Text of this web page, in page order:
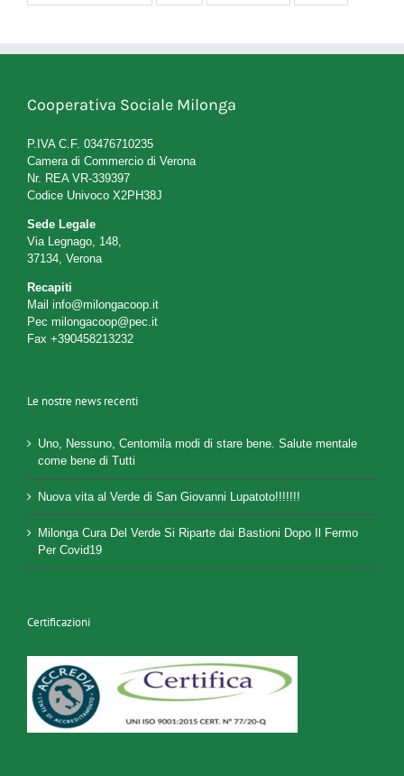
Cooperativa Sociale Milonga
P.IVA C.F. 03476710235
Camera di Commercio di Verona
Nr. REA VR-339397
Codice Univoco X2PH38J
Sede Legale
Via Legnago, 148,
37134, Verona
Recapiti
Mail info@milongacoop.it
Pec milongacoop@pec.it
Fax +390458213232
Le nostre news recenti
Uno, Nessuno, Centomila modi di stare bene. Salute mentale
come bene di Tutti
Nuova vita al Verde di San Giovanni Lupatoto!!!!!!!
Milonga Cura Del Verde Si Riparte dai Bastioni Dopo Il Fermo
Per Covid19
Certificazioni